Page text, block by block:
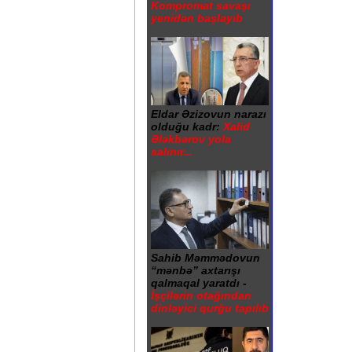
Kompromat savaşı
yenidən başlayıb
Eldar Əzizovun narazı
olduğu kadr: Xalid
Ələkbərov yola
salınır...
Sahib Məmmədovun
“mənbə” axtarışı
qalmaqal yaratdı -
İşçilərin otağından
dinləyici qurğu tapılıb